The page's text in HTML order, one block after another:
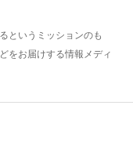
というミッションのも
をお届けする情報メディ